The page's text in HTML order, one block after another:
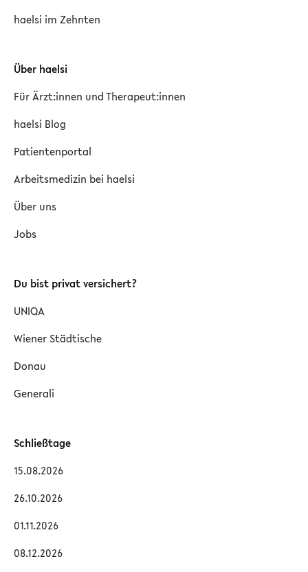
haelsi im Zehnten
Über haelsi
Für Ärzt:innen und Therapeut:innen
haelsi Blog
Patientenportal
Arbeitsmedizin bei haelsi
Über uns
Jobs
Du bist privat versichert?
UNIQA
Wiener Städtische
Donau
Generali
Schließtage
15.08.2026
26.10.2026
01.11.2026
08.12.2026